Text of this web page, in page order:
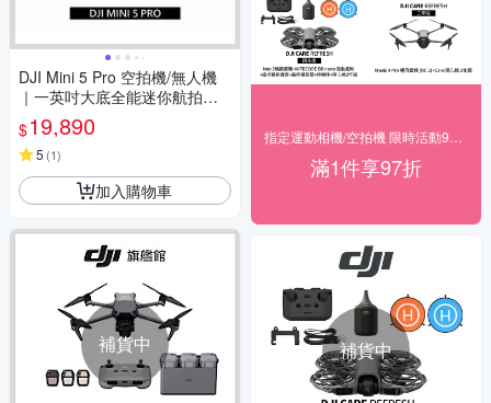
DJI Mini 5 Pro 空拍機/無人機
｜一英吋大底全能迷你航拍機
｜夜景級全向主動避障
$19,890
5 (1)
加入購物車
補貨中
滿1件享97折
補貨中